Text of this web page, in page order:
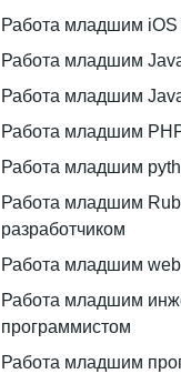
Работа младшим iOS
Работа младшим
Работа младшим
Работа младшим
Работа младшим
Работа младшим
разработчиком
Работа младшим web
Работа младшим
программистом
Работа младшим